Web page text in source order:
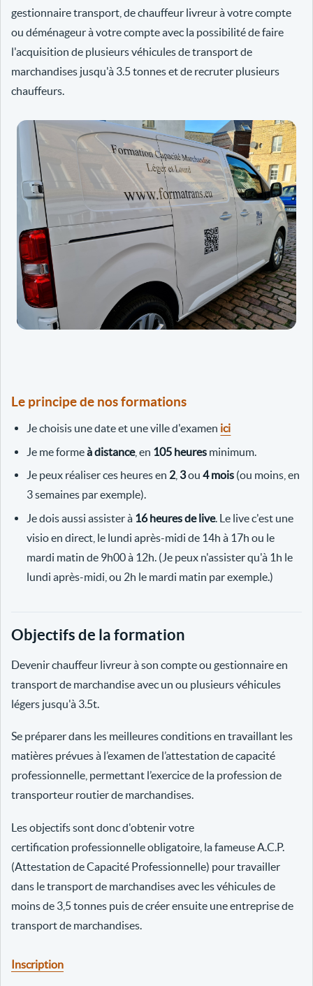
gestionnaire transport, de chauffeur livreur à votre compte
ou déménageur à votre compte avec la possibilité de faire
l'acquisition de plusieurs véhicules de transport de
marchandises jusqu'à 3.5 tonnes et de recruter plusieurs
chauffeurs.
Le principe de nos formations
Je choisis une date et une ville d'examen ici
Je me formeà distance, en 105 heures minimum.
Je peux réaliser ces heures en 2 3ou4 mois (ou moins, en
3 semaines par exemple).
Je dois aussi assister à 16 heures de live. Le live c'est une
visio en direct, le lundi après-midi de 14h à 17h ou le
mardi matin de 9h00 à 12h. (Je peux n'assister qu'à 1h le
lundi après-midi, ou 2h le mardi matin par exemple.)
Objectifs de la formation
Devenir chauffeur livreur à son compte ou gestionnaire en
transport de marchandise avec un ou plusieurs véhicules
légers jusqu'à 3.5t.
Se préparer dans les meilleures conditions en travaillant les
matières prévues à l’examen de l’attestation de capacité
professionnelle, permettant l’exercice de la profession de
transporteur routier de marchandises.
Les objectifs sont donc d'obtenir votre
certification professionnelle obligatoire, la fameuse A.C.P.
(Attestation de Capacité Professionnelle) pour travailler
dans le transport de marchandises avec les véhicules de
moins de 3,5 tonnes puis de créer ensuite une entreprise de
transport de marchandises.
Inscription